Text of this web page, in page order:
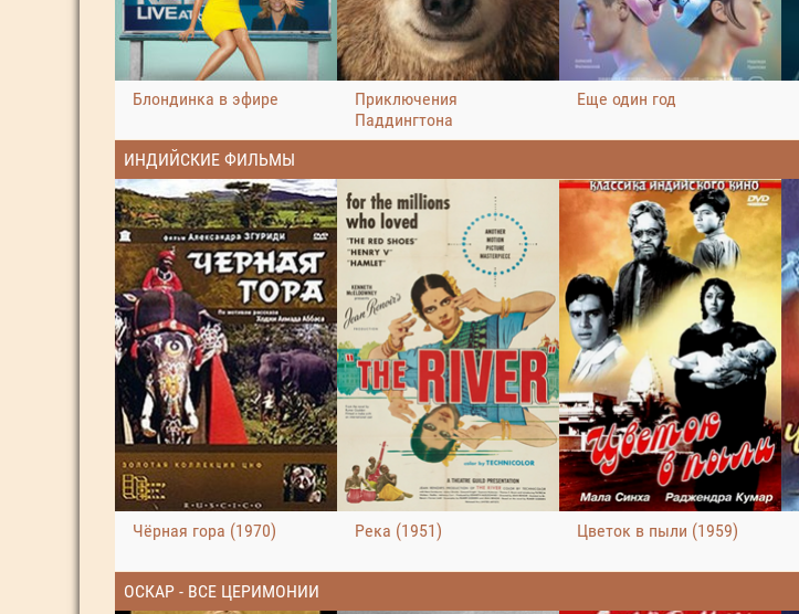
Блондинка в эфире
Приключения
Паддингтона
Еще один год
ИНДИЙСКИЕ ФИЛЬМЫ
Чёрная гора (1970) Река (1951) Цветок в пыли (1959)
ОСКАР - ВСЕ ЦЕРИМОНИИ